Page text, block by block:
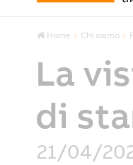
Home Chi siamo
La
di
21/04/